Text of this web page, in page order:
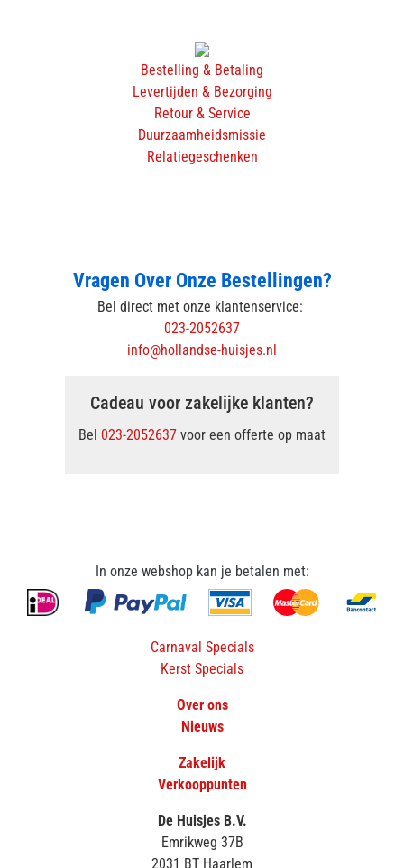
Bestelling & Betaling
Levertijden & Bezorging
Retour & Service
Duurzaamheidsmissie
Relatiegeschenken
Vragen Over Onze Bestellingen?
Bel direct met onze klantenservice:
023-2052637
info@hollandse-huisjes.nl
Cadeau voor zakelijke klanten?
Bel 023-2052637 voor een offerte op maat
In onze webshop kan je betalen met:
Carnaval Specials
Kerst Specials
Over ons
Nieuws
Zakelijk
Verkooppunten
De Huisjes B.V.
Emrikweg 37B
2031 BT Haarlem